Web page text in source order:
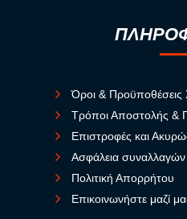
Όροι & Προϋποθέσεις
Τρόποι Αποστολής &
Επιστροφές και
Ασφάλεια συναλλαγών
Πολιτική Απορρήτου
Επικοινωνήστε μαζί